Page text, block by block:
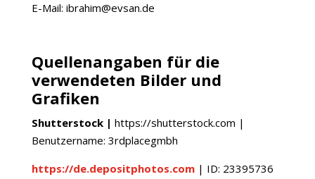
E-Mail: ibrahim@evsan.de
Quellenangaben für die
verwendeten Bilder und
Grafiken
Shutterstock | https://shutterstock.com |
Benutzername: 3rdplacegmbh
https://de.depositphotos.com| ID: 23395736